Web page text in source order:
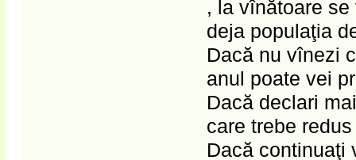
, la vînătoare
deja populaţia
Dacă nu vînezi
anul poate vei
Dacă declari
care trebe
Dacă continuaţi